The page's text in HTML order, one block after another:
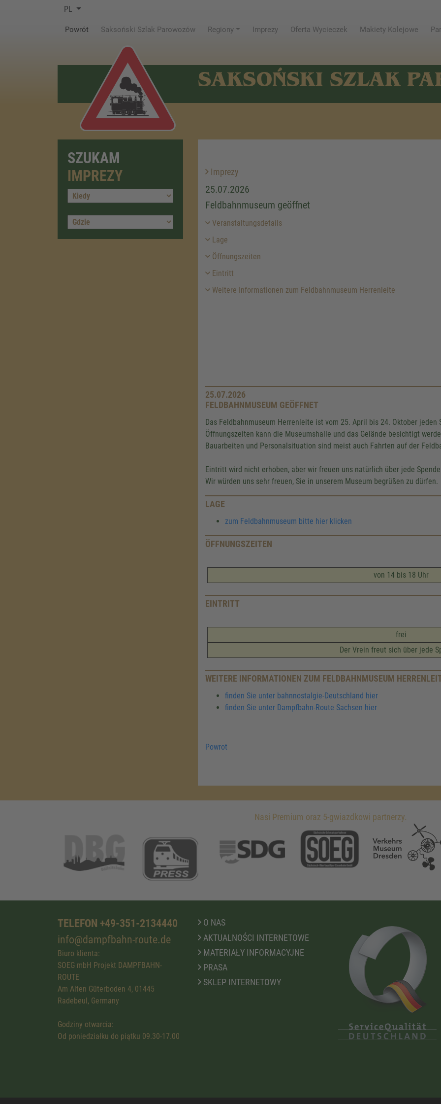
PL
Powrót (current)
Saksoński Szlak Parowozów Regiony Imprezy Oferta Wycieczek Makiety Kolejowe
SAKSOŃSKI SZLAK
SZUKAM
IMPREZY
Imprezy
25.07.2026
Feldbahnmuseum geöffnet
Veranstaltungsdetails
Lage
Öffnungszeiten
Eintritt
Weitere Informationen zum Feldbahnmuseum Herrenleite
25.07.2026
FELDBAHNMUSEUM GEÖFFNET
Das Feldbahnmuseum Herrenleite ist vom 25. April bis 24. Oktober
Öffnungszeiten kann die Museumshalle und das Gelände besichtigt
Bauarbeiten und Personalsituation sind meist auch Fahrten auf der
Eintritt wird nicht erhoben, aber wir freuen uns natürlich über jede
Wir würden uns sehr freuen, Sie in unserem Museum begrüßen zu dürfen.
LAGE
zum Feldbahnmuseum bitte hier klicken
ÖFFNUNGSZEITEN
von 14 bis 18 Uhr
EINTRITT
frei
Der Vrein freut sich über jede
WEITERE INFORMATIONEN ZUM FELDBAHNMUSEUM
finden Sie unter bahnnostalgie-Deutschland hier
finden Sie unter Dampfbahn-Route Sachsen hier
Powrot
Nasi Premium oraz 5-gwiazdkowi partnerzy.
TELEFON +49-351-2134440
info@dampfbahn-route.de
Biuro klienta:
SOEG mbH Projekt DAMPFBAHN-
ROUTE
Am Alten Güterboden 4, 01445
Radebeul, Germany
Godziny otwarcia:
Od poniedziałku do piątku 09.30-17.00
O NAS
AKTUALNOŚCI INTERNETOWE
MATERIAŁY INFORMACYJNE
PRASA
SKLEP INTERNETOWY